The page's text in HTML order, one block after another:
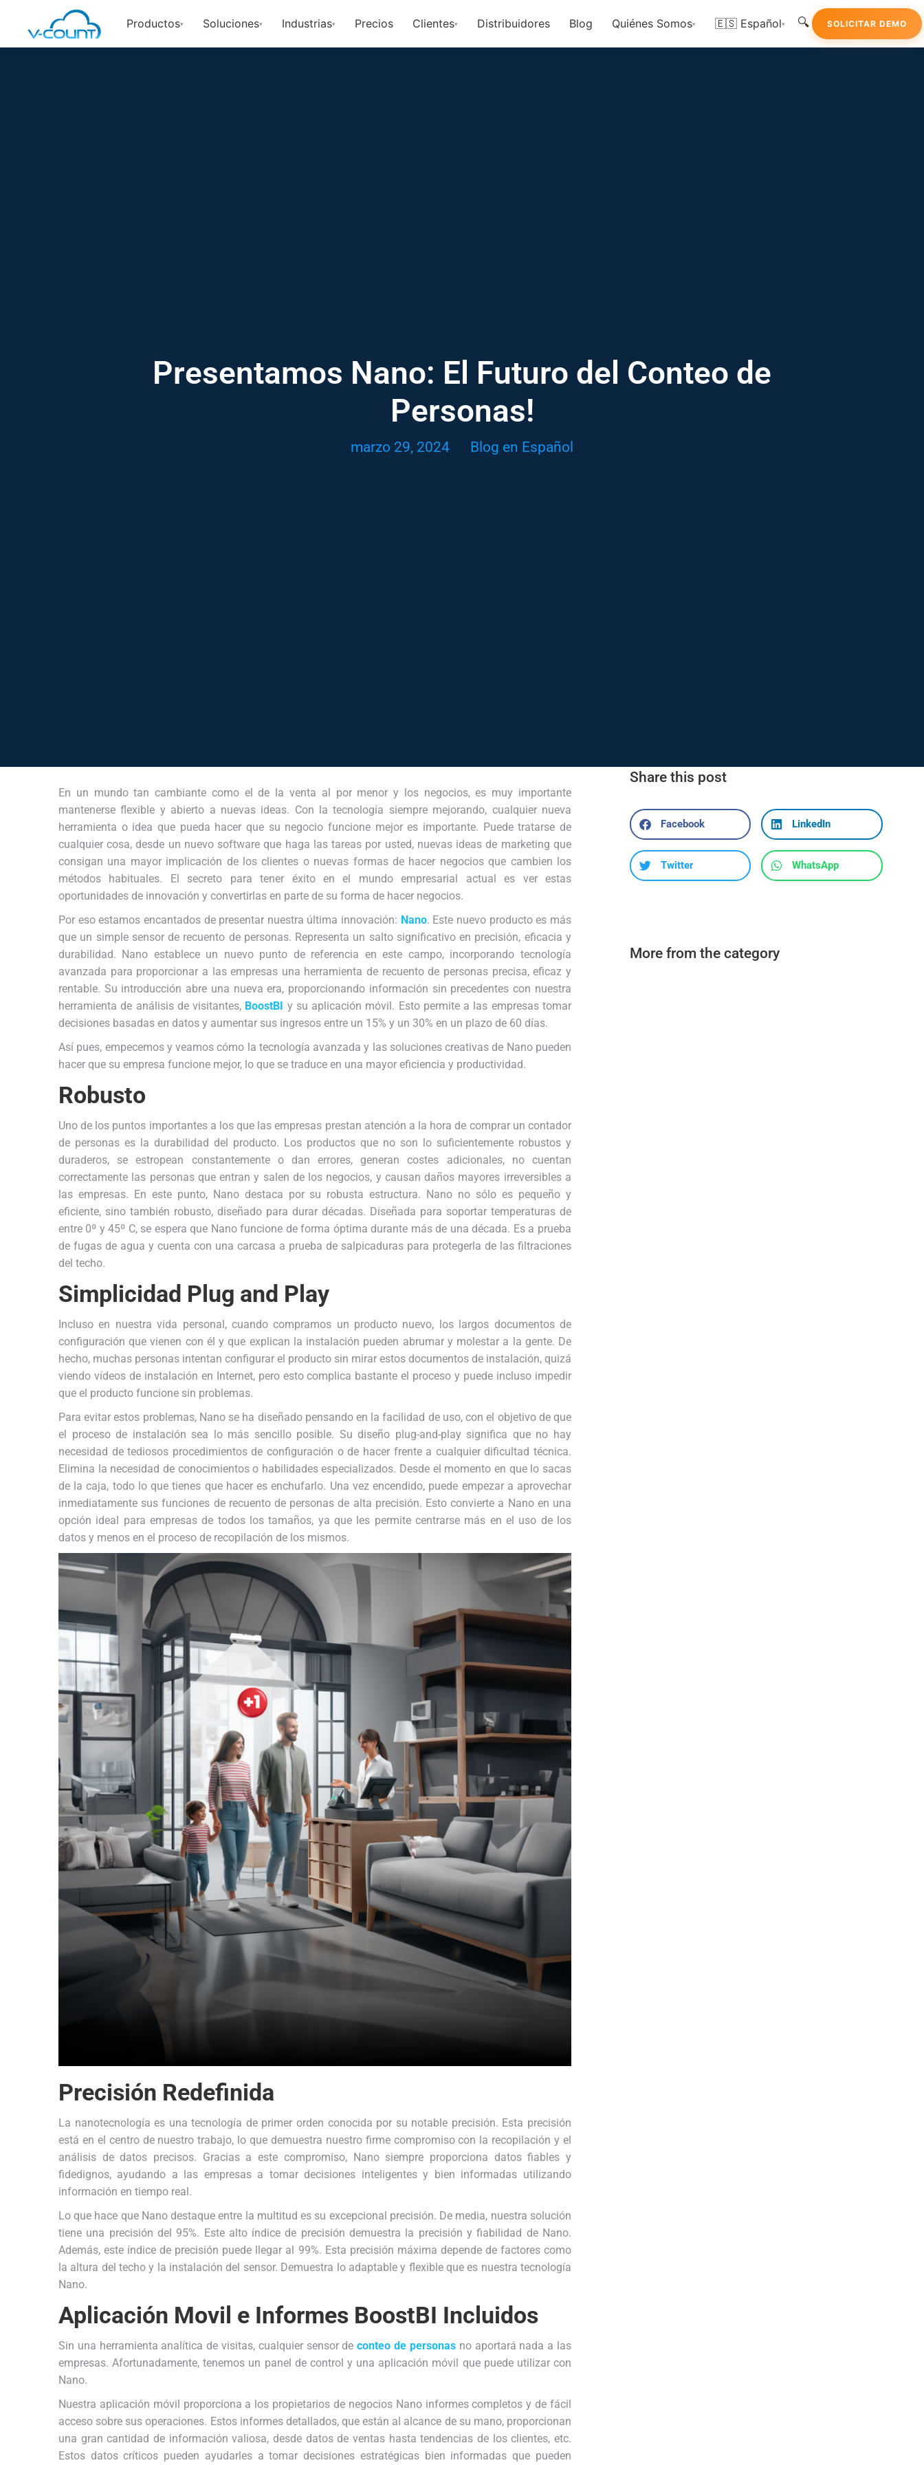
Productos▾ Soluciones▾ Industrias▾ Precios Clientes▾ Distribuidores Blog Quiénes Somos▾ 🇪🇸 Español▾ 🔍 SOLICITAR DEMO
Presentamos Nano: El Futuro del Conteo de
Personas!
marzo 29, 2024 Blog en Español
En un mundo tan cambiante como el de la venta al por menor y los negocios, es muy importante
mantenerse flexible y abierto a nuevas ideas. Con la tecnología siempre mejorando, cualquier nueva
herramienta o idea que pueda hacer que su negocio funcione mejor es importante. Puede tratarse de
cualquier cosa, desde un nuevo software que haga las tareas por usted, nuevas ideas de marketing que
consigan una mayor implicación de los clientes o nuevas formas de hacer negocios que cambien los
métodos habituales. El secreto para tener éxito en el mundo empresarial actual es ver estas
oportunidades de innovación y convertirlas en parte de su forma de hacer negocios.
Por eso estamos encantados de presentar nuestra última innovación: Nano. Este nuevo producto es más
que un simple sensor de recuento de personas. Representa un salto significativo en precisión, eficacia y
durabilidad. Nano establece un nuevo punto de referencia en este campo, incorporando tecnología
avanzada para proporcionar a las empresas una herramienta de recuento de personas precisa, eficaz y
rentable. Su introducción abre una nueva era, proporcionando información sin precedentes con nuestra
herramienta de análisis de visitantes, BoostBI y su aplicación móvil. Esto permite a las empresas tomar
decisiones basadas en datos y aumentar sus ingresos entre un 15% y un 30% en un plazo de 60 días.
Así pues, empecemos y veamos cómo la tecnología avanzada y las soluciones creativas de Nano pueden
hacer que su empresa funcione mejor, lo que se traduce en una mayor eficiencia y productividad.
Robusto
Uno de los puntos importantes a los que las empresas prestan atención a la hora de comprar un contador
de personas es la durabilidad del producto. Los productos que no son lo suficientemente robustos y
duraderos, se estropean constantemente o dan errores, generan costes adicionales, no cuentan
correctamente las personas que entran y salen de los negocios, y causan daños mayores irreversibles a
las empresas. En este punto, Nano destaca por su robusta estructura. Nano no sólo es pequeño y
eficiente, sino también robusto, diseñado para durar décadas. Diseñada para soportar temperaturas de
entre 0º y 45º C, se espera que Nano funcione de forma óptima durante más de una década. Es a prueba
de fugas de agua y cuenta con una carcasa a prueba de salpicaduras para protegerla de las filtraciones
del techo.
Simplicidad Plug and Play
Incluso en nuestra vida personal, cuando compramos un producto nuevo, los largos documentos de
configuración que vienen con él y que explican la instalación pueden abrumar y molestar a la gente. De
hecho, muchas personas intentan configurar el producto sin mirar estos documentos de instalación, quizá
viendo vídeos de instalación en Internet, pero esto complica bastante el proceso y puede incluso impedir
que el producto funcione sin problemas.
Para evitar estos problemas, Nano se ha diseñado pensando en la facilidad de uso, con el objetivo de que
el proceso de instalación sea lo más sencillo posible. Su diseño plug-and-play significa que no hay
necesidad de tediosos procedimientos de configuración o de hacer frente a cualquier dificultad técnica.
Elimina la necesidad de conocimientos o habilidades especializados. Desde el momento en que lo sacas
de la caja, todo lo que tienes que hacer es enchufarlo. Una vez encendido, puede empezar a aprovechar
inmediatamente sus funciones de recuento de personas de alta precisión. Esto convierte a Nano en una
opción ideal para empresas de todos los tamaños, ya que les permite centrarse más en el uso de los
datos y menos en el proceso de recopilación de los mismos.
Precisión Redefinida
La nanotecnología es una tecnología de primer orden conocida por su notable precisión. Esta precisión
está en el centro de nuestro trabajo, lo que demuestra nuestro firme compromiso con la recopilación y el
análisis de datos precisos. Gracias a este compromiso, Nano siempre proporciona datos fiables y
fidedignos, ayudando a las empresas a tomar decisiones inteligentes y bien informadas utilizando
información en tiempo real.
Lo que hace que Nano destaque entre la multitud es su excepcional precisión. De media, nuestra solución
tiene una precisión del 95%. Este alto índice de precisión demuestra la precisión y fiabilidad de Nano.
Además, este índice de precisión puede llegar al 99%. Esta precisión máxima depende de factores como
la altura del techo y la instalación del sensor. Demuestra lo adaptable y flexible que es nuestra tecnología
Nano.
Aplicación Movil e Informes BoostBI Incluidos
Sin una herramienta analítica de visitas, cualquier sensor deconteo de personas no aportará nada a las
empresas. Afortunadamente, tenemos un panel de control y una aplicación móvil que puede utilizar con
Nano.
Nuestra aplicación móvil proporciona a los propietarios de negocios Nano informes completos y de fácil
acceso sobre sus operaciones. Estos informes detallados, que están al alcance de su mano, proporcionan
una gran cantidad de información valiosa, desde datos de ventas hasta tendencias de los clientes, etc.
Estos datos críticos pueden ayudarles a tomar decisiones estratégicas bien informadas que pueden
Share this post
Facebook LinkedIn
Twitter WhatsApp
More from the category